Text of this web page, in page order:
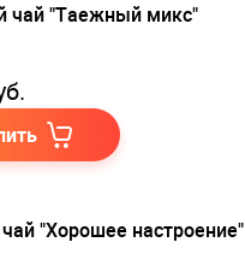
чай "Таежный микс"
"Хорошее настроение"